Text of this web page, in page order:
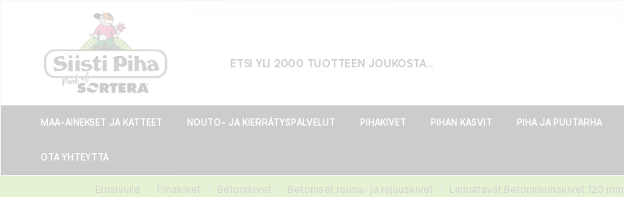
MAA-AINEKSET JA KATTEET NOUTO- JA KIERRÄTYSPALVELUT PIHAKIVET PIHAN KASVIT PIHA JA PUUTARHA
OTA YHTEYTTÄ
Etusivulle Pihakivet Betonikivet Betoniset reuna- ja rajauskivet Liimattavat Betonireunakivet 120 mm